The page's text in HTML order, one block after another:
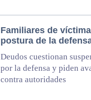
Familiares de
postura de la
Deudos cuestionan
por la defensa y piden
contra autoridades